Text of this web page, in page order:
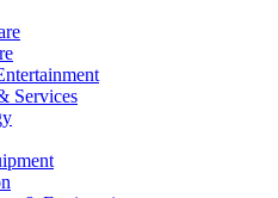
Services